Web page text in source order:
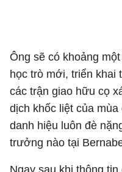
Ông sẽ có khoảng
học trò mới, triển khai
các trận giao hữu cọ
dịch khốc liệt của
danh hiệu luôn đè
trưởng nào tại
Ngay sau khi thông